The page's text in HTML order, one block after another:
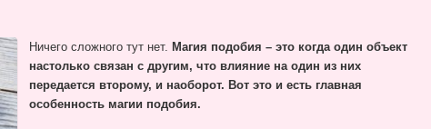
Ничего сложного тут нет. Магия подобия – это когда один объект
настолько связан с другим, что влияние на один из них
передается второму, и наоборот. Вот это и есть главная
особенность магии подобия.